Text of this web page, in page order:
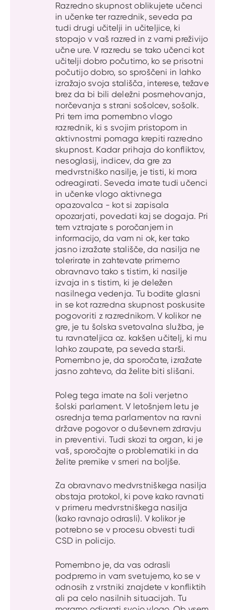
Razredno skupnost oblikujete učenci
in učenke ter razrednik, seveda pa
tudi drugi učitelji in učiteljice, ki
stopajo v vaš razred in z vami preživijo
učne ure. V razredu se tako učenci kot
učitelji dobro počutimo, ko se prisotni
počutijo dobro, so sproščeni in lahko
izražajo svoja stališča, interese, težave
brez da bi bili deležni posmehovanja,
norčevanja s strani sošolcev, sošolk.
Pri tem ima pomembno vlogo
razrednik, ki s svojim pristopom in
aktivnostmi pomaga krepiti razredno
skupnost. Kadar prihaja do konfliktov,
nesoglasij, indicev, da gre za
medvrstniško nasilje, je tisti, ki mora
odreagirati. Seveda imate tudi učenci
in učenke vlogo aktivnega
opazovalca - kot si zapisala
opozarjati, povedati kaj se dogaja. Pri
tem vztrajate s poročanjem in
informacijo, da vam ni ok, ker tako
jasno izražate stališče, da nasilja ne
tolerirate in zahtevate primerno
obravnavo tako s tistim, ki nasilje
izvaja in s tistim, ki je deležen
nasilnega vedenja. Tu bodite glasni
in se kot razredna skupnost poskusite
pogovoriti z razrednikom. V kolikor ne
gre, je tu šolska svetovalna služba, je
tu ravnateljica oz. kakšen učitelj, ki mu
lahko zaupate, pa seveda starši.
Pomembno je, da sporočate, izražate
jasno zahtevo, da želite biti slišani.
Poleg tega imate na šoli verjetno
šolski parlament. V letošnjem letu je
osrednja tema parlamentov na ravni
države pogovor o duševnem zdravju
in preventivi. Tudi skozi ta organ, ki je
vaš, sporočajte o problematiki in da
želite premike v smeri na boljše.
Za obravnavo medvrstniškega nasilja
obstaja protokol, ki pove kako ravnati
v primeru medvrstniškega nasilja
(kako ravnajo odrasli). V kolikor je
potrebno se v procesu obvesti tudi
CSD in policijo.
Pomembno je, da vas odrasli
podpremo in vam svetujemo, ko se v
odnosih z vrstniki znajdete v konfliktih
ali pa celo nasilnih situacijah. Tu